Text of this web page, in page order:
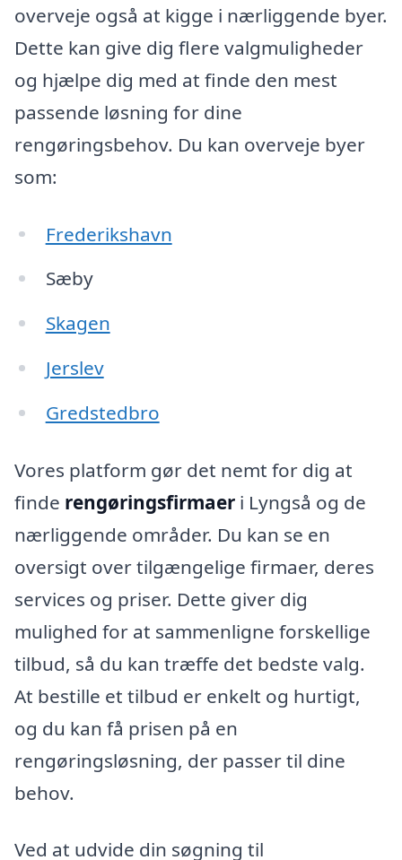
overveje også at kigge i nærliggende byer.
Dette kan give dig flere valgmuligheder
og hjælpe dig med at finde den mest
passende løsning for dine
rengøringsbehov. Du kan overveje byer
som:
Frederikshavn
Sæby
Skagen
Jerslev
Gredstedbro
Vores platform gør det nemt for dig at
finde rengøringsfirmaer i Lyngså og de
nærliggende områder. Du kan se en
oversigt over tilgængelige firmaer, deres
services og priser. Dette giver dig
mulighed for at sammenligne forskellige
tilbud, så du kan træffe det bedste valg.
At bestille et tilbud er enkelt og hurtigt,
og du kan få prisen på en
rengøringsløsning, der passer til dine
behov.
Ved at udvide din søgning til